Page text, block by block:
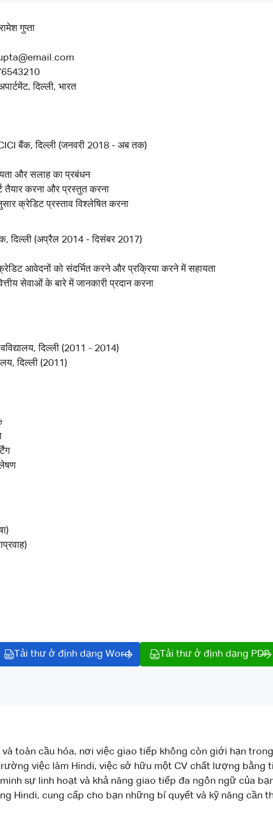
गुप्ता
दिल्ली, भारत
बैंक, दिल्ली (जनवरी 2018 - अब तक)
और सलाह का प्रबंधन
तैयार करना और प्रस्तुत करना
क्रेडिट प्रस्ताव विश्लेषित करना
दिल्ली (अप्रैल 2014 - दिसंबर 2017)
आवेदनों को संदर्भित करने और प्रक्रिया करने में सहायता
सेवाओं के बारे में जानकारी प्रदान करना
दिल्ली (2011 - 2014)
दिल्ली (2011)
Tải thư ở định dạng Word Tải thư ở định dạng PDF
toàn cầu hóa, nơi việc giao tiếp không còn giới hạn
việc làm Hindi, việc sở hữu một CV chất lượng bằng
sự linh hoạt và khả năng giao tiếp đa ngôn ngữ của
Hindi, cung cấp cho bạn những bí quyết và kỹ năng cần